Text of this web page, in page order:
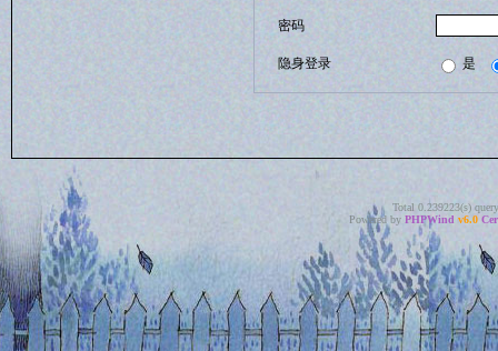
密码
隐身登录 是
Total 0.239223(s)
Powered by PHPWind v6.0